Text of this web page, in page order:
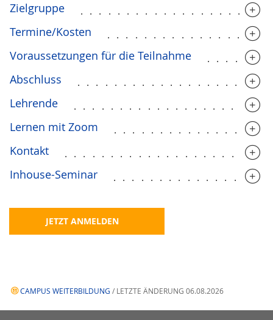
Zielgruppe
Termine/Kosten
Voraussetzungen für die Teilnahme
Abschluss
Lehrende
Lernen mit Zoom
Kontakt
Inhouse-Seminar
JETZT ANMELDEN
CAMPUS WEITERBILDUNG / LETZTE ÄNDERUNG 06.08.2026